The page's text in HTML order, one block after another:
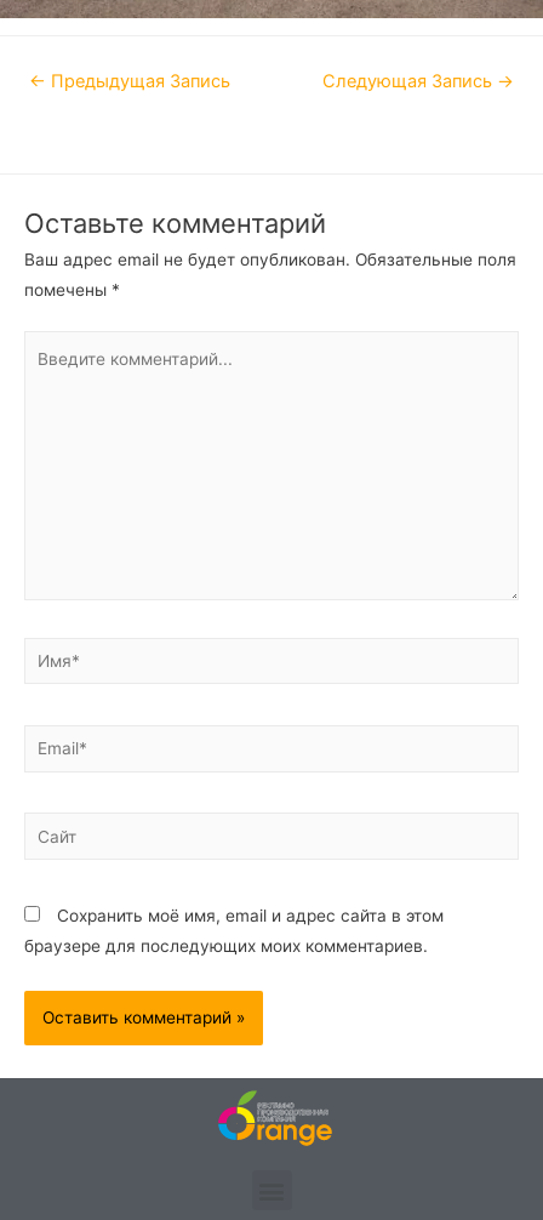
← Предыдущая Запись Следующая Запись →
Оставьте комментарий
Ваш адрес email не будет опубликован. Обязательные поля
помечены *
Сохранить моё имя, email и адрес сайта в этом
браузере для последующих моих комментариев.